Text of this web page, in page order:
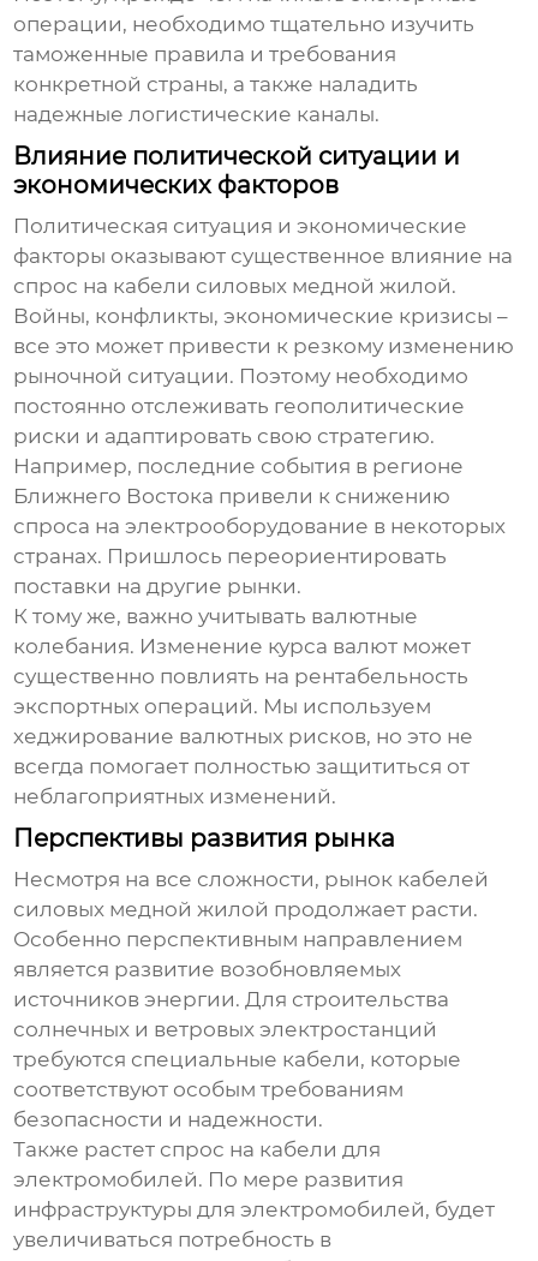
операции, необходимо тщательно изучить
таможенные правила и требования
конкретной страны, а также наладить
надежные логистические каналы.
Влияние политической ситуации и
экономических факторов
Политическая ситуация и экономические
факторы оказывают существенное влияние на
спрос на кабели силовых медной жилой.
Войны, конфликты, экономические кризисы –
все это может привести к резкому изменению
рыночной ситуации. Поэтому необходимо
постоянно отслеживать геополитические
риски и адаптировать свою стратегию.
Например, последние события в регионе
Ближнего Востока привели к снижению
спроса на электрооборудование в некоторых
странах. Пришлось переориентировать
поставки на другие рынки.
К тому же, важно учитывать валютные
колебания. Изменение курса валют может
существенно повлиять на рентабельность
экспортных операций. Мы используем
хеджирование валютных рисков, но это не
всегда помогает полностью защититься от
неблагоприятных изменений.
Перспективы развития рынка
Несмотря на все сложности, рынок кабелей
силовых медной жилой продолжает расти.
Особенно перспективным направлением
является развитие возобновляемых
источников энергии. Для строительства
солнечных и ветровых электростанций
требуются специальные кабели, которые
соответствуют особым требованиям
безопасности и надежности.
Также растет спрос на кабели для
электромобилей. По мере развития
инфраструктуры для электромобилей, будет
увеличиваться потребность в